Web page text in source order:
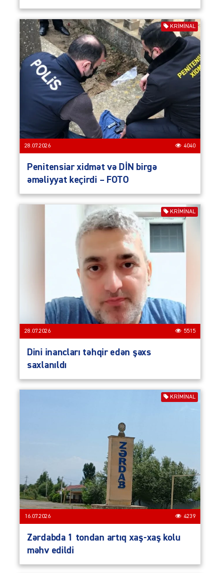
KRIMINAL
28.07.2026 4040
Penitensiar xidmət və DİN birgə
əməliyyat keçirdi – FOTO
KRIMINAL
28.07.2026 5515
Dini inancları təhqir edən şəxs
saxlanıldı
KRIMINAL
16.07.2026 4239
Zərdabda 1 tondan artıq xaş-xaş kolu
məhv edildi